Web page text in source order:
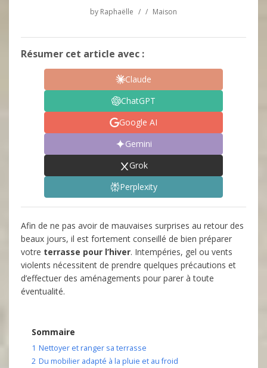
by Raphaëlle / / Maison
Résumer cet article avec :
Claude
ChatGPT
Google AI
Gemini
Grok
Perplexity
Afin de ne pas avoir de mauvaises surprises au retour des
beaux jours, il est fortement conseillé de bien préparer
votre terrasse pour l’hiver. Intempéries, gel ou vents
violents nécessitent de prendre quelques précautions et
d’effectuer des aménagements pour parer à toute
éventualité.
Sommaire
1 Nettoyer et ranger sa terrasse
2 Du mobilier adapté à la pluie et au froid